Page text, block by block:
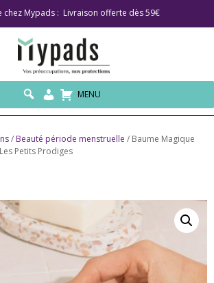
chez Mypads : Livraison offerte dès 59€
MENU
/ Beauté période menstruelle / Baume Magique
Petits Prodiges